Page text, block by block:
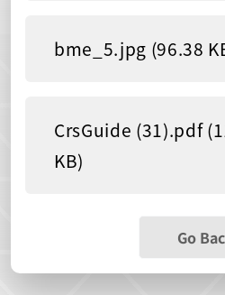
bme_5.jpg (96.38
CrsGuide (31).pdf
KB)
Go